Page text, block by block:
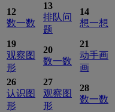
12
数一数
13
排队问
题
14
想一想
19
观察图
形
20
数一数
21
动手画
画
26
认识图
形
27
观察图
形
28
数一数